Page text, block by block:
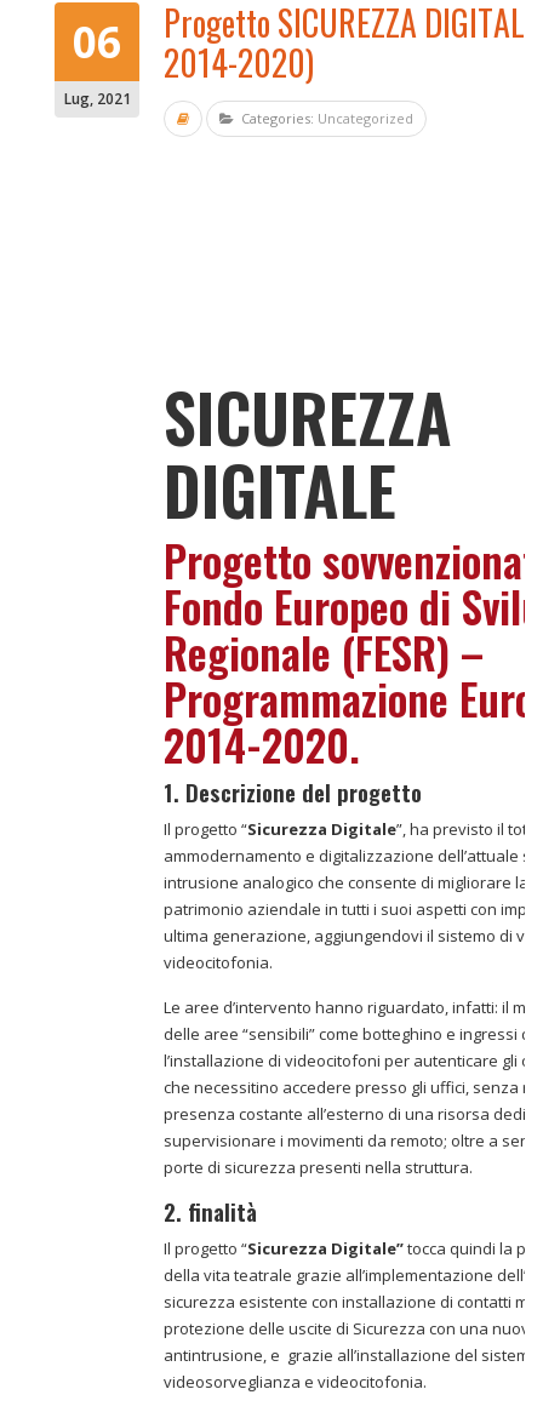
06
Lug, 2021
Progetto SICUREZZA
2014-2020)
Categories: Uncategorized
SICUREZZA
DIGITALE
Progetto
Fondo Europeo di
Regionale (FESR) –
Programmazione
2014-2020.
1. Descrizione del progetto
Il progetto “Sicurezza Digitale”, ha previsto il
ammodernamento e digitalizzazione dell’attuale
intrusione analogico che consente di migliorare la
patrimonio aziendale in tutti i suoi aspetti con
ultima generazione, aggiungendovi il sistemo di
videocitofonia.
Le aree d’intervento hanno riguardato, infatti: il
delle aree “sensibili” come botteghino e ingressi di
l’installazione di videocitofoni per autenticare gli
che necessitino accedere presso gli uffici, senza
presenza costante all’esterno di una risorsa
supervisionare i movimenti da remoto; oltre a
porte di sicurezza presenti nella struttura.
2. finalità
Il progetto “Sicurezza Digitale”tocca quindi la
della vita teatrale grazie all’implementazione
sicurezza esistente con installazione di contatti
protezione delle uscite di Sicurezza con una
antintrusione, e grazie all’installazione del sistema
videosorveglianza e videocitofonia.